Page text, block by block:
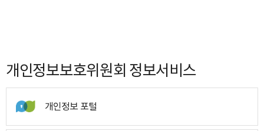
개인정보보호위원회 정보서비스
개인정보 포털